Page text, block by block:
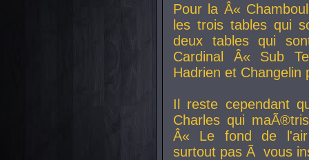
Pour la Â«
les trois tables qui
deux tables qui
Cardinal
Â« Sub
Hadrien et Changelin
Il reste cependant
Charles qui
Â« Le fond de
surtout pas Ã vous